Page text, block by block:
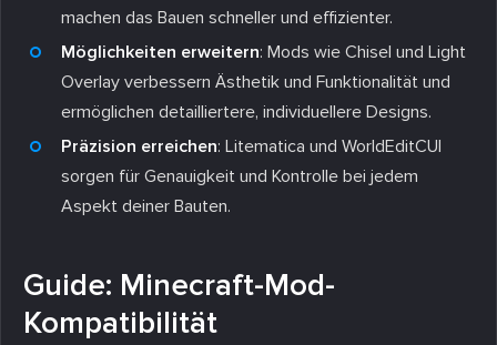
machen das Bauen schneller und effizienter.
Möglichkeiten erweitern: Mods wie Chisel und Light
Overlay verbessern Ästhetik und Funktionalität und
ermöglichen detailliertere, individuellere Designs.
Präzision erreichen: Litematica und WorldEditCUI
sorgen für Genauigkeit und Kontrolle bei jedem
Aspekt deiner Bauten.
Guide: Minecraft-Mod-
Kompatibilität